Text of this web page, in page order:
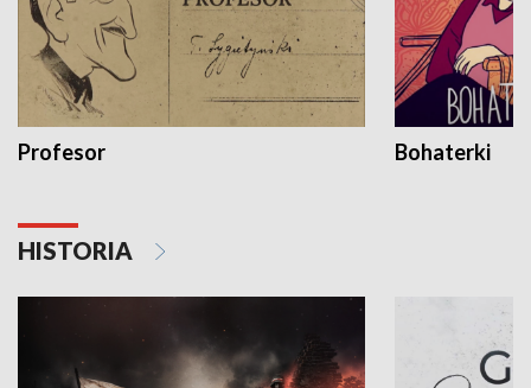
Profesor Bohaterki
HISTORIA